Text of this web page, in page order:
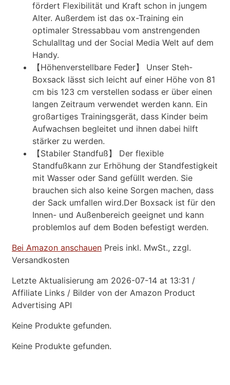
fördert Flexibilität und Kraft schon in jungem
Alter. Außerdem ist das ox-Training ein
optimaler Stressabbau vom anstrengenden
Schulalltag und der Social Media Welt auf dem
Handy.
【Höhenverstellbare Feder】 Unser Steh-
Boxsack lässt sich leicht auf einer Höhe von 81
cm bis 123 cm verstellen sodass er über einen
langen Zeitraum verwendet werden kann. Ein
großartiges Trainingsgerät, dass Kinder beim
Aufwachsen begleitet und ihnen dabei hilft
stärker zu werden.
【Stabiler Standfuß】 Der flexible
Standfußkann zur Erhöhung der Standfestigkeit
mit Wasser oder Sand gefüllt werden. Sie
brauchen sich also keine Sorgen machen, dass
der Sack umfallen wird.Der Boxsack ist für den
Innen- und Außenbereich geeignet und kann
problemlos auf dem Boden befestigt werden.
Bei Amazon anschauen Preis inkl. MwSt., zzgl.
Versandkosten
Letzte Aktualisierung am 2026-07-14 at 13:31 /
Affiliate Links / Bilder von der Amazon Product
Advertising API
Keine Produkte gefunden.
Keine Produkte gefunden.